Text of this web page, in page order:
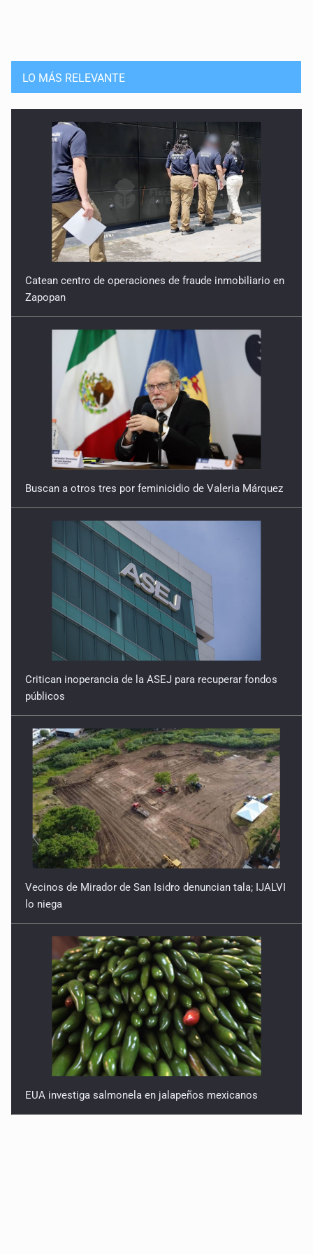
LO MÁS RELEVANTE
Catean centro de operaciones de fraude inmobiliario en
Zapopan
Buscan a otros tres por feminicidio de Valeria Márquez
Critican inoperancia de la ASEJ para recuperar fondos
públicos
Vecinos de Mirador de San Isidro denuncian tala; IJALVI
lo niega
EUA investiga salmonela en jalapeños mexicanos